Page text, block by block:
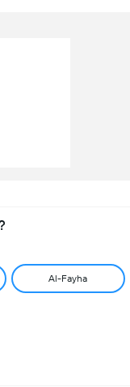
Al-Fayha